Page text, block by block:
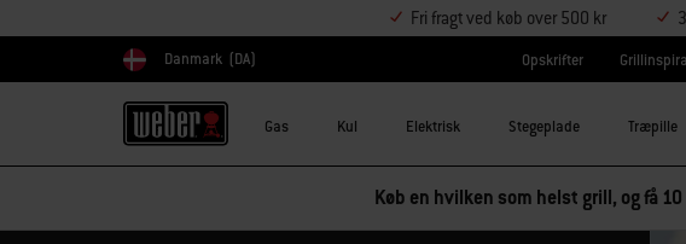
Fri fragt ved køb over 500 kr
Vælg land
Danmark (DA) Opskrifter
Gas Kul Elektrisk Stegeplade Træpille
Køb en hvilken som helst grill, og få